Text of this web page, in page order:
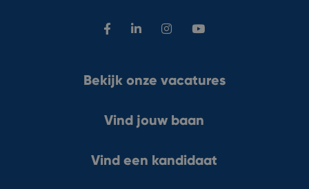
Bekijk onze vacatures
Vind jouw baan
Vind een kandidaat